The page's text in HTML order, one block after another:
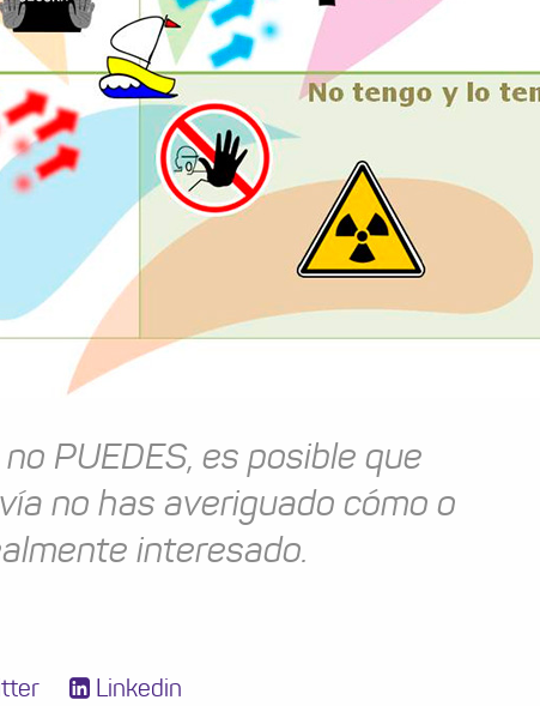
PUEDES, es posible que
no has averiguado cómo o
interesado.
Linkedin